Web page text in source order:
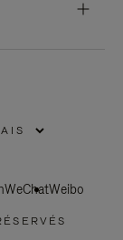
WeChatWeibo